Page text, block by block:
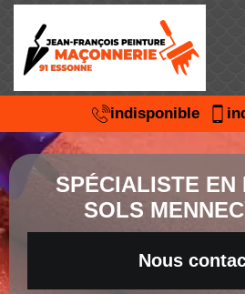
indisponible
SPÉCIALISTE EN
SOLS
Nous